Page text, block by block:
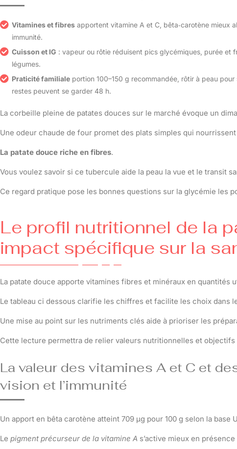
Vitamines et fibres apportent vitamine A et C, bêta‑carotène mieux
immunité.
Cuisson et IG : vapeur ou rôtie réduisent pics glycémiques, purée et
légumes.
Praticité familiale portion 100–150 g recommandée, rôtir à peau
restes peuvent se garder 48 h.
La corbeille pleine de patates douces sur le marché évoque un
Une odeur chaude de four promet des plats simples qui
La patate douce riche en fibres.
Vous voulez savoir si ce tubercule aide la peau la vue et le transit
Ce regard pratique pose les bonnes questions sur la glycémie les
Le profil nutritionnel de la
impact spécifique sur la
La patate douce apporte vitamines fibres et minéraux en quantités
Le tableau ci dessous clarifie les chiffres et facilite les choix dans
Une mise au point sur les nutriments clés aide à prioriser les
Cette lecture permettra de relier valeurs nutritionnelles et objectifs
La valeur des vitamines A et C et
vision et l’immunité
Un apport en bêta carotène atteint 709 µg pour 100 g selon la base
Le pigment précurseur de la vitamine A s’active mieux en